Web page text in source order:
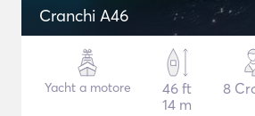
Cranchi A46
Yacht a motore
46 ft
14 m
8